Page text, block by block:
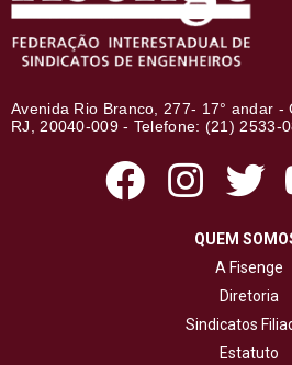
Avenida Rio Branco, 277- 17° andar -
RJ, 20040-009 - Telefone: (21) 2533-
QUEM
A Fisenge
Diretoria
Sindicatos
Estatuto